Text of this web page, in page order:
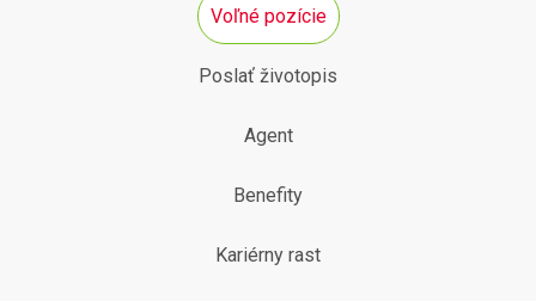
Voľné pozície
Poslať životopis
Agent
Benefity
Kariérny rast